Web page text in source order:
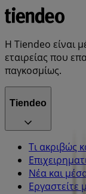
Η Tiendeo είναι
εταιρείας που
παγκοσμίως.
Tiendeo
Τι ακριβώς
Νέα και
Εργαστείτε